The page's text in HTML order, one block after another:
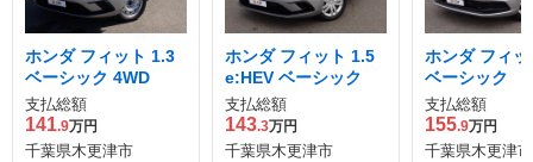
ホンダ フィット 1.3
ベーシック 4WD
支払総額
141.9万円
千葉県木更津市
ホンダ フィット 1.5
e:HEV ベーシック
支払総額
143.3万円
千葉県木更津市
ホンダ フィ
ベーシック
支払総額
155.9万円
千葉県木更津市